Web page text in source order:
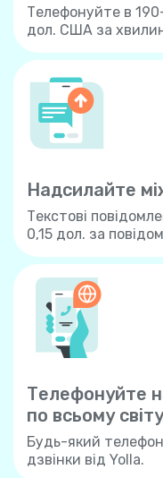
Телефонуйте в
дол. США за
Надсилайте
Текстові
0,15 дол. за
Телефонуйте
по всьому свiту
Будь-який
дзвінки від Yolla.